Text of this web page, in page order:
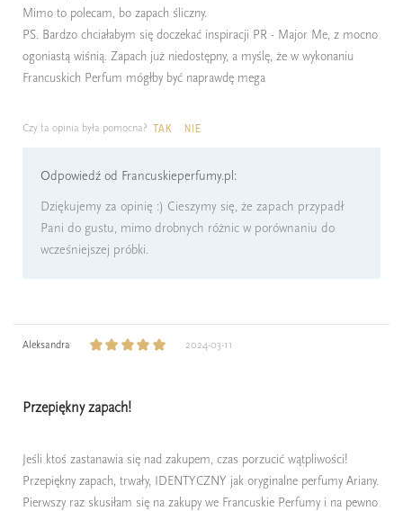
Mimo to polecam, bo zapach śliczny.
PS. Bardzo chciałabym się doczekać inspiracji PR - Major Me, z mocno
ogoniastą wiśnią. Zapach już niedostępny, a myślę, że w wykonaniu
Francuskich Perfum mógłby być naprawdę mega
Czy ta opinia była pomocna? TAK NIE
Odpowiedź od Francuskieperfumy.pl:
Dziękujemy za opinię :) Cieszymy się, że zapach przypadł
Pani do gustu, mimo drobnych różnic w porównaniu do
wcześniejszej próbki.
Aleksandra 2024-03-11
Przepiękny zapach!
Jeśli ktoś zastanawia się nad zakupem, czas porzucić wątpliwości!
Przepiękny zapach, trwały, IDENTYCZNY jak oryginalne perfumy Ariany.
Pierwszy raz skusiłam się na zakupy we Francuskie Perfumy i na pewno